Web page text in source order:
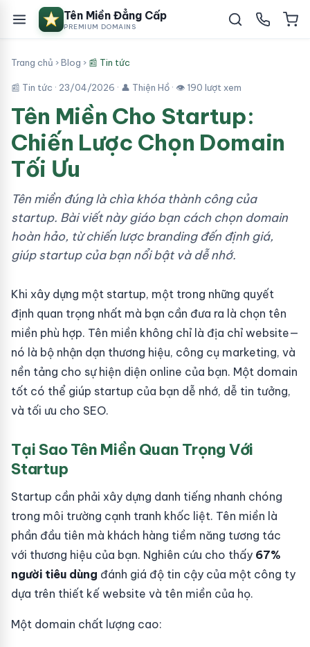
Tên Miền Đẳng Cấp
PREMIUM DOMAINS
Trang chủ ›Blog › 📰 Tin tức
📰 Tin tức · 23/04/2026 · 👤 Thiện Hồ · 👁 190 lượt xem
Tên Miền Cho Startup:
Chiến Lược Chọn Domain
Tối Ưu
Tên miền đúng là chìa khóa thành công của
startup. Bài viết này giáo bạn cách chọn domain
hoàn hảo, từ chiến lược branding đến định giá,
giúp startup của bạn nổi bật và dễ nhớ.
Khi xây dựng một startup, một trong những quyết
định quan trọng nhất mà bạn cần đưa ra là chọn tên
miền phù hợp. Tên miền không chỉ là địa chỉ website—
nó là bộ nhận dạn thương hiệu, công cụ marketing, và
nền tảng cho sự hiện diện online của bạn. Một domain
tốt có thể giúp startup của bạn dễ nhớ, dễ tin tưởng,
và tối ưu cho SEO.
Tại Sao Tên Miền Quan Trọng Với
Startup
Startup cần phải xây dựng danh tiếng nhanh chóng
trong môi trường cạnh tranh khốc liệt. Tên miền là
phần đầu tiên mà khách hàng tiềm năng tương tác
với thương hiệu của bạn. Nghiên cứu cho thấy 67%
người tiêu dùng đánh giá độ tin cậy của một công ty
dựa trên thiết kế website và tên miền của họ.
Một domain chất lượng cao: